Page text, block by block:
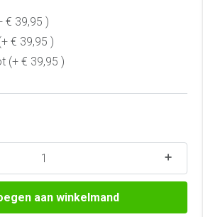
€ 39,95 )
€ 39,95 )
(+ € 39,95 )
aan winkelmand